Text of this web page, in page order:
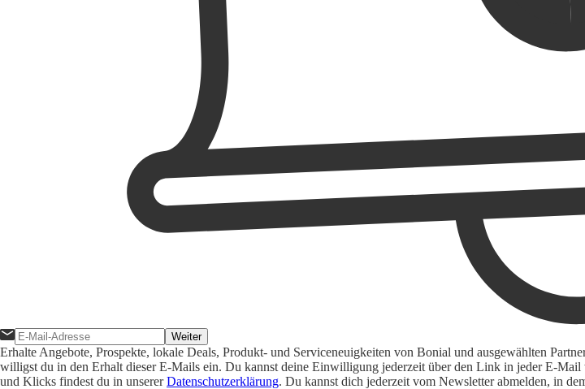
Weiter
Erhalte Angebote, Prospekte, lokale Deals, Produkt- und Serviceneuigkeiten von Bonial und ausgewählten
willigst du in den Erhalt dieser E-Mails ein. Du kannst deine Einwilligung jederzeit über den Link in jeder E-
und Klicks findest du in unsererDatenschutzerklärung. Du kannst dich jederzeit vom Newsletter abmelden, in